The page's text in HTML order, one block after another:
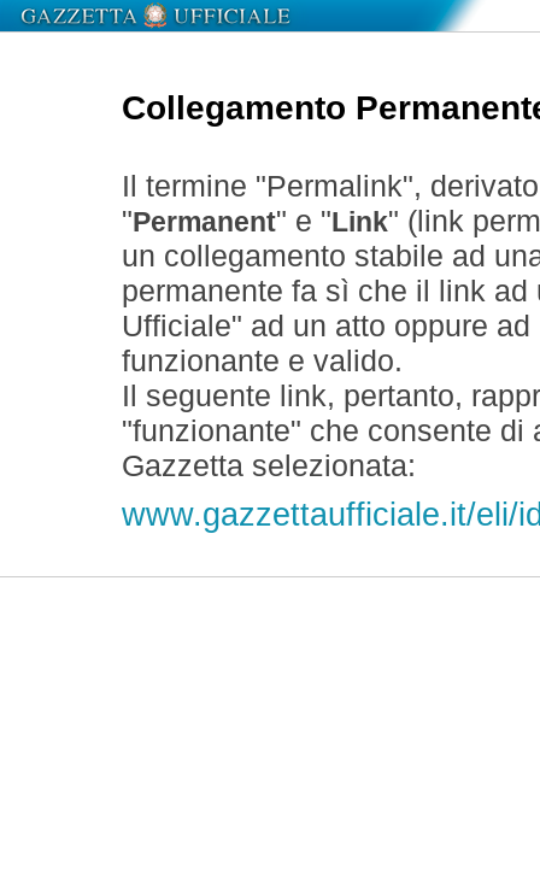
Collegamento
Il termine "Permalink",
" Permanent" e " Link" (link
un collegamento stabile ad
permanente fa sì che il link
Ufficiale" ad un atto oppure
funzionante e valido.
Il seguente link, pertanto,
"funzionante" che consente
Gazzetta selezionata:
www.gazzettaufficiale.it/eli/